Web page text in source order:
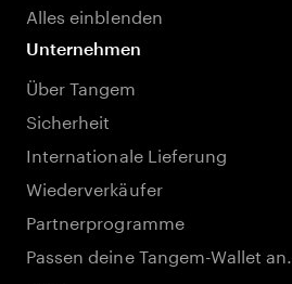
Alles einblenden
Unternehmen
Über Tangem
Sicherheit
Internationale Lieferung
Wiederverkäufer
Partnerprogramme
Passen deine Tangem-Wallet an.